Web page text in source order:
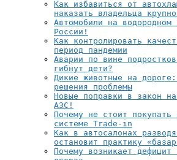
Как избавиться от
наказать владельца
Автомобили на водородном
России!
Как контролировать
период пандемии
Аварии по вине
гибнут дети?
Дикие животные на
решения проблемы
Новые поправки в закон
АЗС!
Почему не стоит покупать
системе Trade-in
Как в автосалонах
остановит практику
Почему возникает дефицит